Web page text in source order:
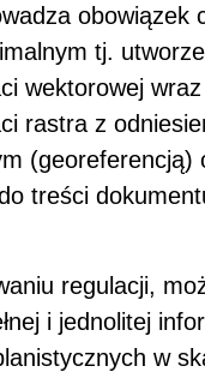
obowiązek
tj.
wektorowej
rastra z
(georeferencją)
treści
regulacji,
i jednolitej
w